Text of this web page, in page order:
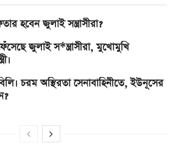
হবেন জুলাই সন্ত্রাসীরা?
জুলাই স*ন্ত্রাসীরা, মুখোমুখি
চরম অস্থিরতা সেনাবাহিনীতে, ইউনূসের